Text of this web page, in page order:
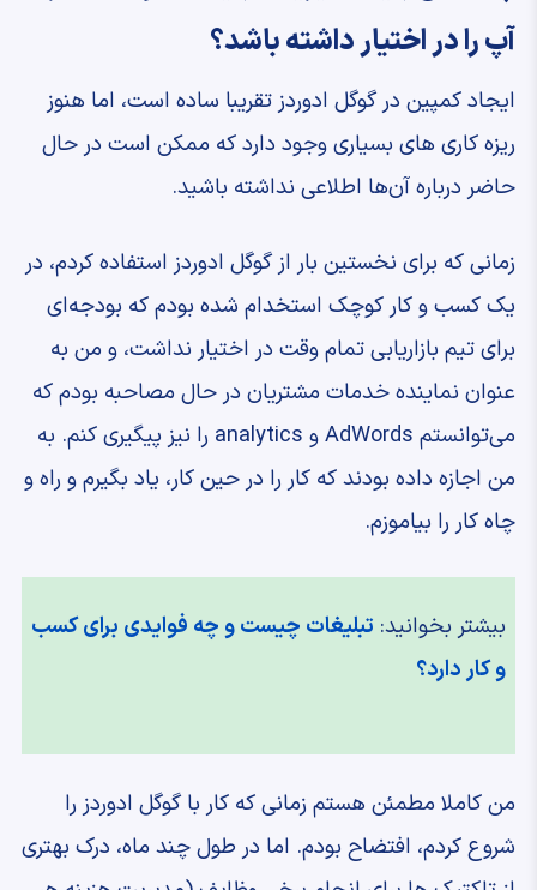
آپ را در اختیار داشته باشد؟
ایجاد کمپین در گوگل ادوردز تقریبا ساده است، اما هنوز
ریزه کاری های بسیاری وجود دارد که ممکن است در حال
حاضر درباره آن‌ها اطلاعی نداشته باشید.
زمانی که برای نخستین بار از گوگل ادوردز استفاده کردم، در
یک کسب و کار کوچک استخدام شده بودم که بودجه‌ای
برای تیم بازاریابی تمام وقت در اختیار نداشت، و من به
عنوان نماینده خدمات مشتریان در حال مصاحبه بودم که
می‌توانستم AdWords و analytics را نیز پیگیری کنم. به
من اجازه داده بودند که کار را در حین کار، یاد بگیرم و راه و
چاه کار را بیاموزم.
بیشتر بخوانید: تبلیغات چیست و چه فوایدی برای کسب
و کار دارد؟
من کاملا مطمئن هستم زمانی که کار با گوگل ادوردز را
شروع کردم، افتضاح بودم. اما در طول چند ماه، درک بهتری